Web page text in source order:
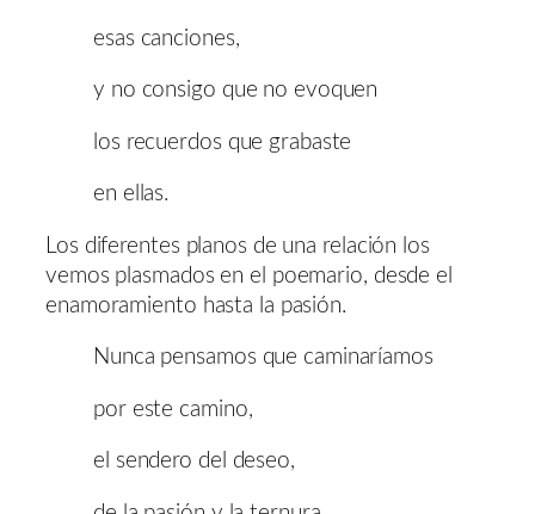
esas canciones,
y no consigo que no evoquen
los recuerdos que grabaste
en ellas.
Los diferentes planos de una relación los
vemos plasmados en el poemario, desde el
enamoramiento hasta la pasión.
Nunca pensamos que caminaríamos
por este camino,
el sendero del deseo,